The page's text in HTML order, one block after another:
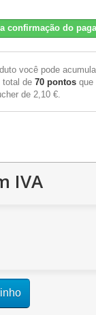
confirmação do
você pode
total de 70 pontos que
de 2,10 €.
IVA